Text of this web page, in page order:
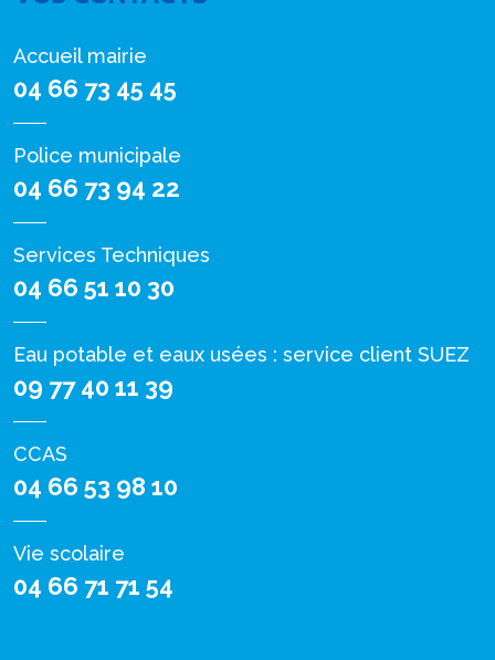
Accueil mairie
04 66 73 45 45
Police municipale
04 66 73 94 22
Services Techniques
04 66 51 10 30
Eau potable et eaux usées : service client SUEZ
09 77 40 11 39
CCAS
04 66 53 98 10
Vie scolaire
04 66 71 71 54